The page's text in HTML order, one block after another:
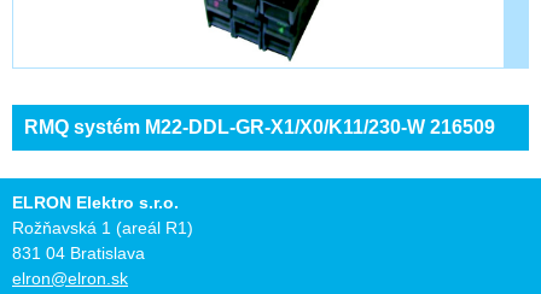
RMQ systém M22-DDL-GR-X1/X0/K11/230-W 216509
ELRON Elektro s.r.o.
Rožňavská 1 (areál R1)
831 04 Bratislava
elron@elron.sk